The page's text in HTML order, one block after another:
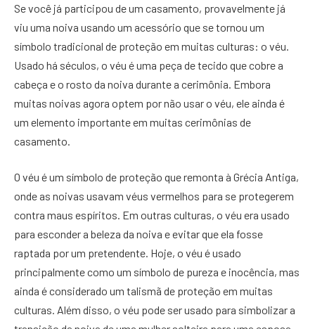
Se você já participou de um casamento, provavelmente já
viu uma noiva usando um acessório que se tornou um
símbolo tradicional de proteção em muitas culturas: o véu.
Usado há séculos, o véu é uma peça de tecido que cobre a
cabeça e o rosto da noiva durante a cerimônia. Embora
muitas noivas agora optem por não usar o véu, ele ainda é
um elemento importante em muitas cerimônias de
casamento.
O véu é um símbolo de proteção que remonta à Grécia Antiga,
onde as noivas usavam véus vermelhos para se protegerem
contra maus espíritos. Em outras culturas, o véu era usado
para esconder a beleza da noiva e evitar que ela fosse
raptada por um pretendente. Hoje, o véu é usado
principalmente como um símbolo de pureza e inocência, mas
ainda é considerado um talismã de proteção em muitas
culturas. Além disso, o véu pode ser usado para simbolizar a